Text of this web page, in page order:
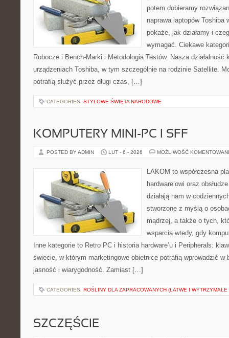
potem dobieramy
naprawa laptopów Toshiba
pokaże, jak działamy i
wymagać. Ciekawe
Robocze i Bench-Marki i Metodologia Testów. Nasza działalność
urządzeniach Toshiba, w tym szczególnie na rodzinie Satellite.
potrafią służyć przez długi czas, […]
CATEGORIES: STYLOWE ŚWIĘTA NARODOWE
KOMPUTERY MINI-PC I SFF
POSTED BY ADMIN LUT - 6 - 2026 MOŻLIWOŚĆ
LAKOM to współczesna
hardware’owi oraz
działają nam w
stworzone z myślą o
mądrzej, a także o tych,
wsparcia wtedy, gdy
Inne kategorie to Retro PC i historia hardware’u i Peripherals:
świecie, w którym marketingowe obietnice potrafią wprowadzić w
jasność i wiarygodność. Zamiast […]
CATEGORIES: ROŚLINY DLA ZAPRACOWANYCH (ŁATWE I WYTRZYMAŁE
SZCZĘŚCIE